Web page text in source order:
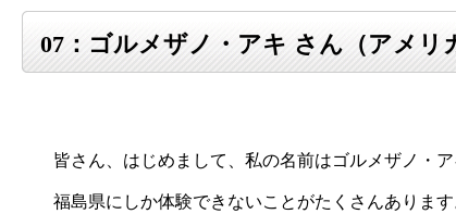
07：ゴルメザノ・アキ さん（アメリ
皆さん、はじめまして、私の名前はゴルメザノ・
福島県にしか体験できないことがたくさんありま